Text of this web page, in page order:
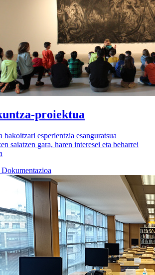
proiektua
bakoitzari esperientzia esanguratsua
saiatzen gara, haren interesei eta beharrei